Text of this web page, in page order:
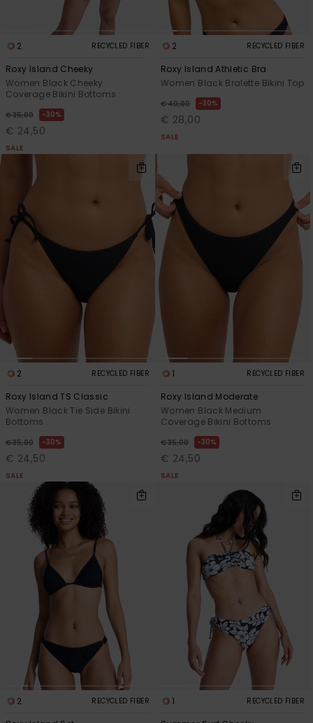
2 RECYCLED FIBER
Roxy Island Cheeky
Women Black Cheeky
Coverage Bikini Bottoms
€ 35,00 30%
€ 24,50
SALE
2 RECYCLED FIBER
Roxy Island Athletic Bra
Women Black Bralette Bikini Top
€ 40,00 30%
€ 28,00
SALE
2 RECYCLED FIBER
Roxy Island TS Classic
Women Black Tie Side Bikini
Bottoms
€ 35,00 30%
€ 24,50
SALE
1 RECYCLED FIBER
Roxy Island Moderate
Women Black Medium
Coverage Bikini Bottoms
€ 35,00 30%
€ 24,50
SALE
2 RECYCLED FIBER 1 RECYCLED FIBER